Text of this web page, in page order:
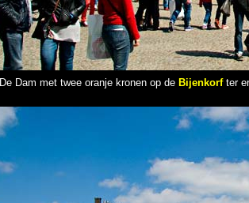
De Dam met twee oranje kronen op de Bijenkorfter